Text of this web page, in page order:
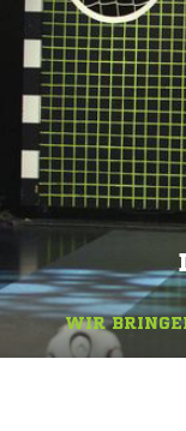
WIR